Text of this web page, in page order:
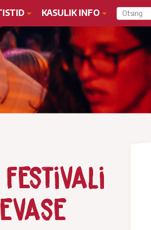
KASULIK INFO
festivali